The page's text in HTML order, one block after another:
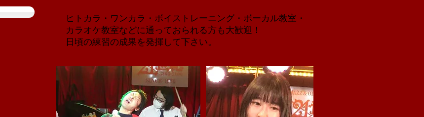
ヒトカラ・ワンカラ・ボイストレーニング・ボーカル教室・
カラオケ教室などに通っておられる方も大歓迎！
日頃の練習の成果を発揮して下さい。